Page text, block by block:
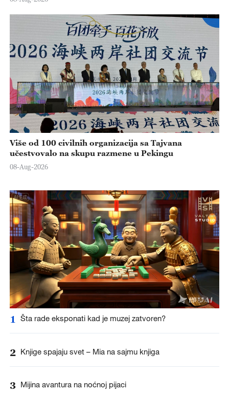
Više od 100 civilnih organizacija sa Tajvana
učestvovalo na skupu razmene u Pekingu
08-Aug-2026
1 Šta rade eksponati kad je muzej zatvoren?
2 Knjige spajaju svet – Mia na sajmu knjiga
3 Mijina avantura na noćnoj pijaci